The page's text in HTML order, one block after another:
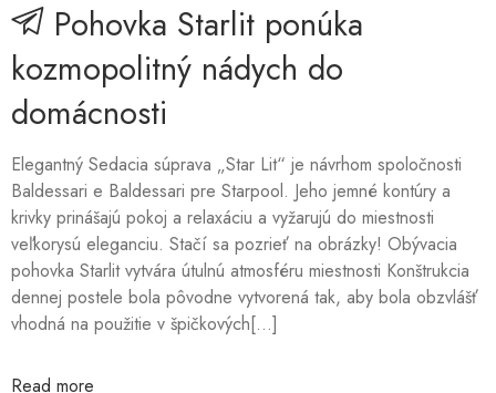
Pohovka Starlit ponúka
kozmopolitný nádych do
domácnosti
Elegantný Sedacia súprava „Star Lit“ je návrhom spoločnosti
Baldessari e Baldessari pre Starpool. Jeho jemné kontúry a
krivky prinášajú pokoj a relaxáciu a vyžarujú do miestnosti
veľkorysú eleganciu. Stačí sa pozrieť na obrázky! Obývacia
pohovka Starlit vytvára útulnú atmosféru miestnosti Konštrukcia
dennej postele bola pôvodne vytvorená tak, aby bola obzvlášť
vhodná na použitie v špičkových[...]
Read more